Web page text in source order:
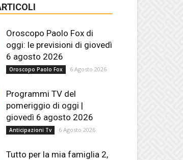
Oroscopo Paolo Fox di
oggi: le previsioni di giovedì
6 agosto 2026
Oroscopo Paolo Fox 6 Agosto 2026
Programmi TV del
pomeriggio di oggi |
giovedì 6 agosto 2026
Anticipazioni Tv 6 Agosto 2026
Tutto per la mia famiglia 2,